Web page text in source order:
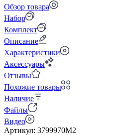
Обзор товара
Набор
Комплект
Описание
Характеристики
Аксессуары
Отзывы
Похожие товары
Наличие
Файлы
Видео
Артикул: 3799970M2